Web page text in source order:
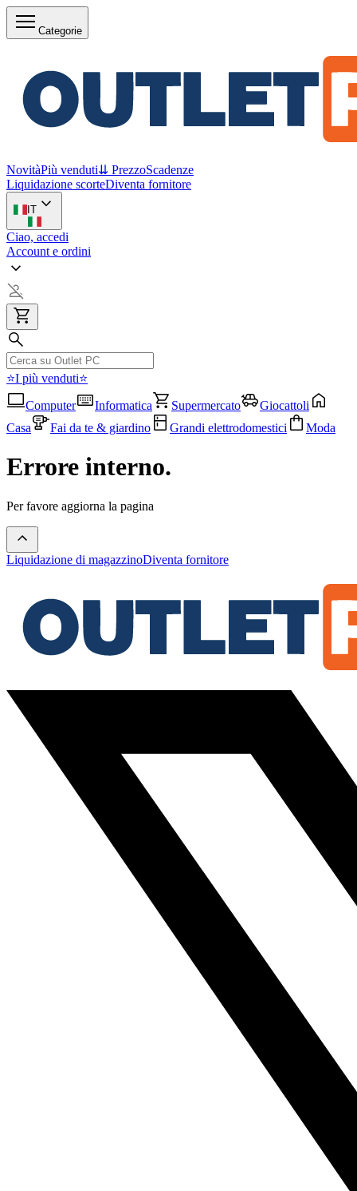
Categorie
NovitàPiù venduti⇊ PrezzoScadenze
Liquidazione scorteDiventa fornitore
IT
Ciao, accedi
Account e ordini
⭐I più venduti⭐
Computer
Informatica Supermercato
Giocattoli
Casa
Fai da te & giardino Grandi elettrodomestici Moda
Errore interno.
Per favore aggiorna la pagina
Liquidazione di magazzinoDiventa fornitore